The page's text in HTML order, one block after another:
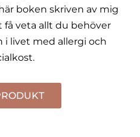
boken skriven av mig
veta allt du behöver
i livet med allergi och